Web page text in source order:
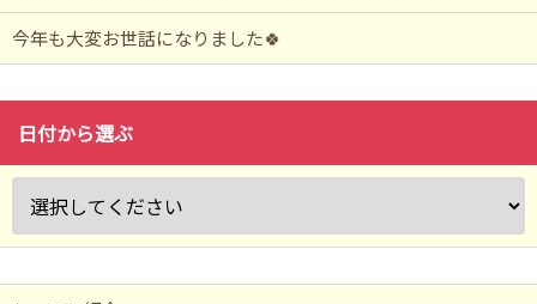
今年も大変お世話になりました🍀
日付から選ぶ